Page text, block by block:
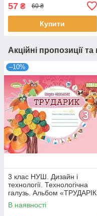
Грамота
57 ₴ 60 ₴
Купити
Акційні пропозиції
–10%
3 клас НУШ. Дизайн і
технології. Технологічна
галузь. Альбом
(Смалюх М.П.), Генеза
В наявності